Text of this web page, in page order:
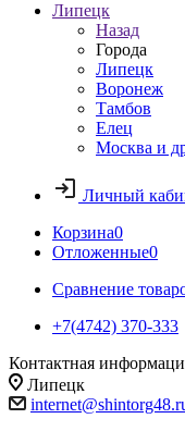
Липецк
Назад
Города
Липецк
Воронеж
Тамбов
Елец
Москва и
Личный
Корзина0
Отложенные0
Сравнение
+7(4742) 370-333
Контактная
Липецк